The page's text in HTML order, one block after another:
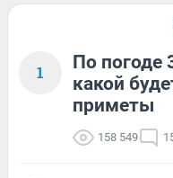
1
По погоде
какой
приметы
158 549